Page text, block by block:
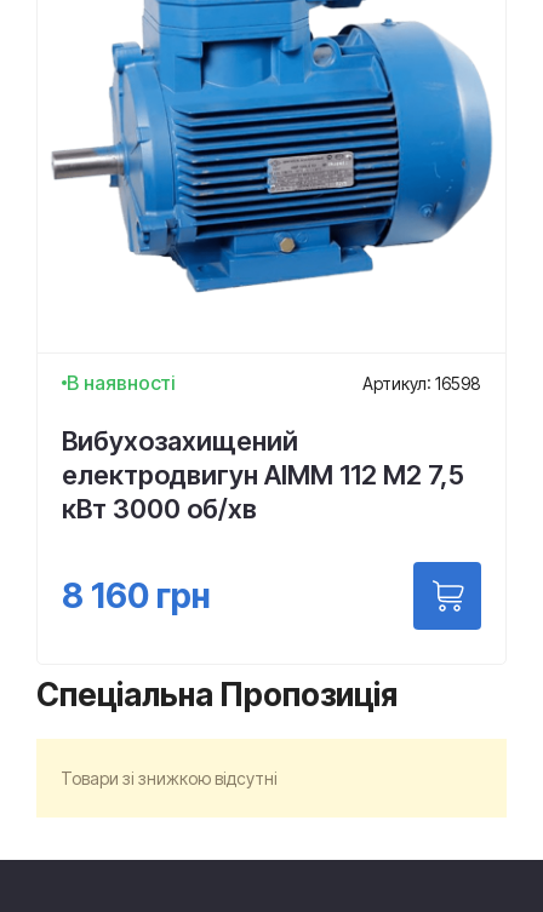
В наявності Артикул: 16598
Вибухозахищений
електродвигун АІММ 112 М2 7,5
кВт 3000 об/хв
8 160 грн
Спеціальна Пропозиція
Товари зі знижкою відсутні